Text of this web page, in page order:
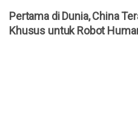
Pertama di Dunia, China
Khusus untuk Robot